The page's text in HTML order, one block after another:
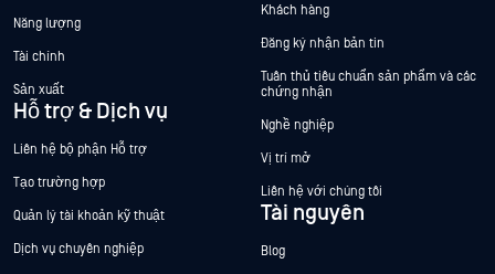
Năng lượng
Tài chính
Sản xuất
Hỗ trợ & Dịch vụ
Liên hệ bộ phận Hỗ trợ
Tạo trường hợp
Quản lý tài khoản kỹ thuật
Dịch vụ chuyên nghiệp
Khách hàng
Đăng ký nhận bản tin
Tuân thủ tiêu chuẩn sản phẩm và các
chứng nhận
Nghề nghiệp
Vị trí mở
Liên hệ với chúng tôi
Tài nguyên
Blog